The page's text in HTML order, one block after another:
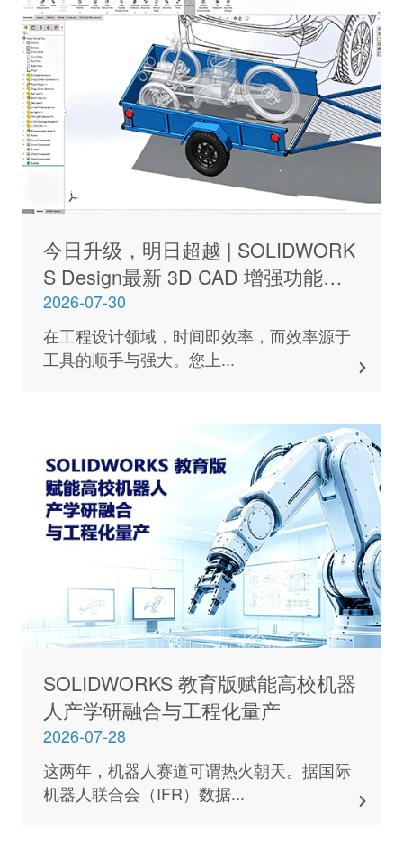
今日升级，明日超越 | SOLIDWORK
S Design最新 3D CAD 增强功能深
度解析
2026-07-30
在工程设计领域，时间即效率，而效率源于
工具的顺手与强大。您上...
SOLIDWORKS 教育版赋能高校机器
人产学研融合与工程化量产
2026-07-28
这两年，机器人赛道可谓热火朝天。据国际
机器人联合会（IFR）数据...